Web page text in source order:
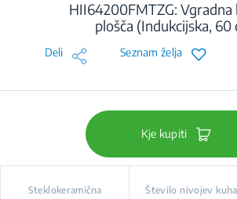
HII64200FMTZG: Vgradna
plošča (Indukcijska, 60
Deli Seznam želja
Kje kupiti
Steklokeramična Število nivojev